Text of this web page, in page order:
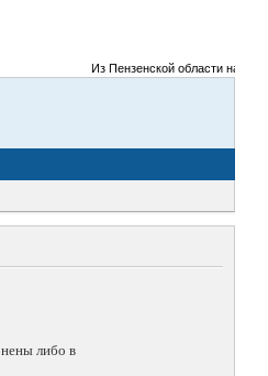
Из Пензенской области на
либо в